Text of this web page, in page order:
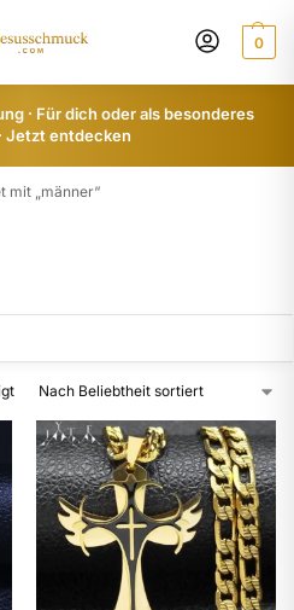
0
· Für dich oder als besonderes
Jetzt entdecken
mit „männer“